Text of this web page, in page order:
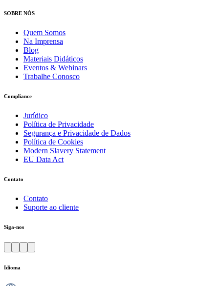
SOBRE NÓS
Quem Somos
Na Imprensa
Blog
Materiais Didáticos
Eventos & Webinars
Trabalhe Conosco
Compliance
Jurídico
Política de Privacidade
Segurança e Privacidade de Dados
Política de Cookies
Modern Slavery Statement
EU Data Act
Contato
Contato
Suporte ao cliente
Siga-nos
Idioma